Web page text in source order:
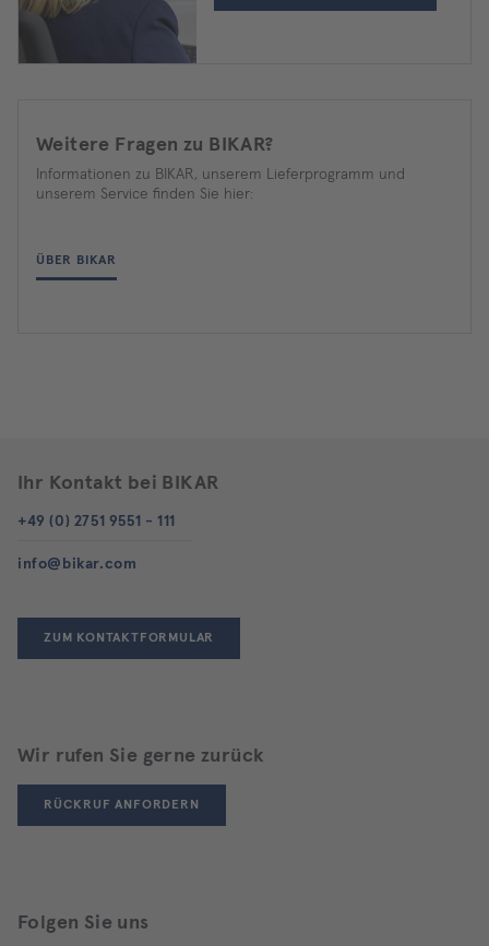
Weitere Fragen zu BIKAR?
Informationen zu BIKAR, unserem Lieferprogramm und
unserem Service finden Sie hier:
ÜBER BIKAR
Ihr Kontakt bei BIKAR
+49 (0) 2751 9551 - 111
info@bikar.com
ZUM KONTAKTFORMULAR
Wir rufen Sie gerne zurück
RÜCKRUF ANFORDERN
Folgen Sie uns